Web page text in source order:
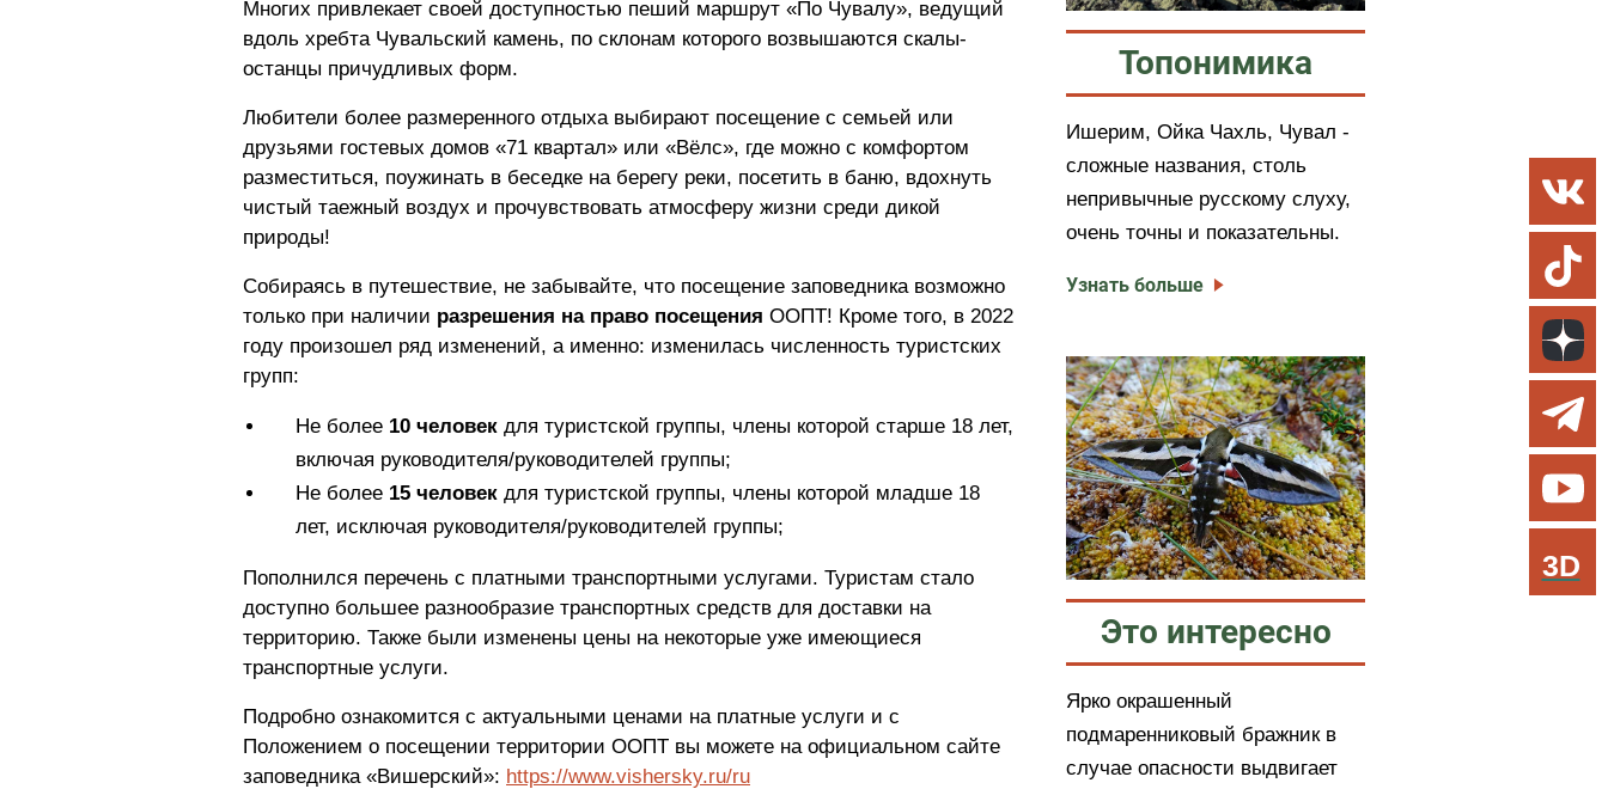
Многих привлекает своей доступностью пеший маршрут «По Чувалу», ведущий
вдоль хребта Чувальский камень, по склонам которого возвышаются скалы-
останцы причудливых форм.
Любители более размеренного отдыха выбирают посещение с семьей или
друзьями гостевых домов «71 квартал» или «Вёлс», где можно с комфортом
разместиться, поужинать в беседке на берегу реки, посетить в баню, вдохнуть
чистый таежный воздух и прочувствовать атмосферу жизни среди дикой
природы!
Собираясь в путешествие, не забывайте, что посещение заповедника возможно
только при наличии разрешения на право посещения ООПТ! Кроме того, в 2022
году произошел ряд изменений, а именно: изменилась численность туристских
групп:
Не более 10 человек для туристской группы, члены которой старше 18 лет,
включая руководителя/руководителей группы;
Не более 15 человек для туристской группы, члены которой младше 18
лет, исключая руководителя/руководителей группы;
Пополнился перечень с платными транспортными услугами. Туристам стало
доступно большее разнообразие транспортных средств для доставки на
территорию. Также были изменены цены на некоторые уже имеющиеся
транспортные услуги.
Подробно ознакомится с актуальными ценами на платные услуги и с
Положением о посещении территории ООПТ вы можете на официальном сайте
заповедника «Вишерский»: https://www.vishersky.ru/ru
3D
Топонимика
Ишерим, Ойка Чахль, Чувал -
сложные названия, столь
непривычные русскому слуху,
очень точны и показательны.
Узнать больше
Это интересно
Ярко окрашенный
подмаренниковый бражник в
случае опасности выдвигает